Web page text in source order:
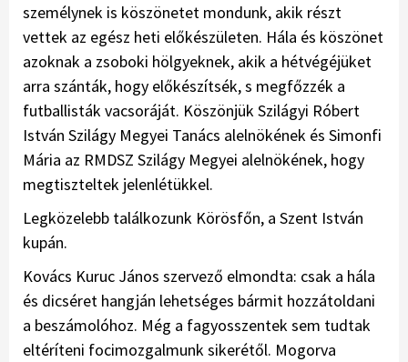
személynek is köszönetet mondunk, akik részt
vettek az egész heti előkészületen. Hála és köszönet
azoknak a zsoboki hölgyeknek, akik a hétvégéjüket
arra szánták, hogy előkészítsék, s megfőzzék a
futballisták vacsoráját. Köszönjük Szilágyi Róbert
István Szilágy Megyei Tanács alelnökének és Simonfi
Mária az RMDSZ Szilágy Megyei alelnökének, hogy
megtiszteltek jelenlétükkel.
Legközelebb találkozunk Körösfőn, a Szent István
kupán.
Kovács Kuruc János szervező elmondta: csak a hála
és dicséret hangján lehetséges bármit hozzátoldani
a beszámolóhoz. Még a fagyosszentek sem tudtak
eltéríteni focimozgalmunk sikerétől. Mogorva